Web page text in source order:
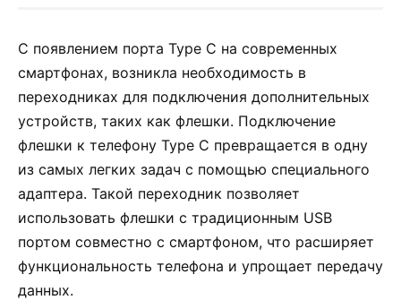
С появлением порта Type C на современных
смартфонах, возникла необходимость в
переходниках для подключения дополнительных
устройств, таких как флешки. Подключение
флешки к телефону Type C превращается в одну
из самых легких задач с помощью специального
адаптера. Такой переходник позволяет
использовать флешки с традиционным USB
портом совместно с смартфоном, что расширяет
функциональность телефона и упрощает передачу
данных.